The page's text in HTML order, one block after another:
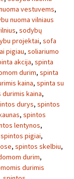
vestuvems,
nuoma vilniaus
, sodybų
projektai, sofa
pigiau, soliariumo
akcija, spinta
durim, spinta
kaina, spinta su
kaina,
durys, spintos
, spintos
lentynos,
spintos pigiai,
, spintos skelbiu,
durim,
durimis